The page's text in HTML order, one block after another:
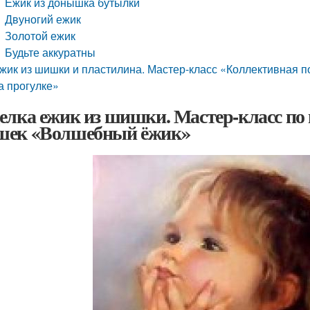
Двуногий ежик
Золотой ежик
Будьте аккуратны
из шишки и пластилина. Мастер-класс «Коллективная
прогулке»
ежик из шишки. Мастер-класс по
«Волшебный ёжик»